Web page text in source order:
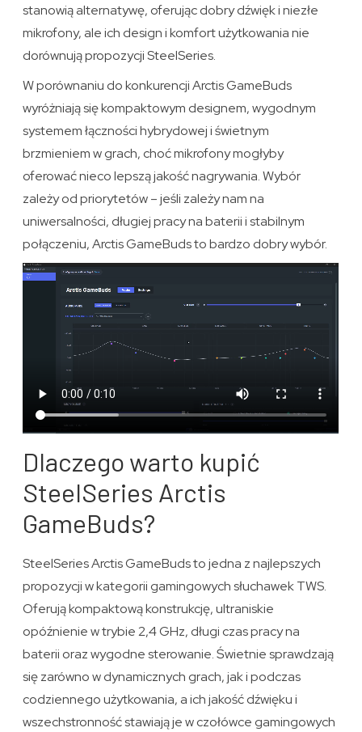
stanowią alternatywę, oferując dobry dźwięk i niezłe
mikrofony, ale ich design i komfort użytkowania nie
dorównują propozycji SteelSeries.
W porównaniu do konkurencji Arctis GameBuds
wyróżniają się kompaktowym designem, wygodnym
systemem łączności hybrydowej i świetnym
brzmieniem w grach, choć mikrofony mogłyby
oferować nieco lepszą jakość nagrywania. Wybór
zależy od priorytetów – jeśli zależy nam na
uniwersalności, długiej pracy na baterii i stabilnym
połączeniu, Arctis GameBuds to bardzo dobry wybór.
Dlaczego warto kupić
SteelSeries Arctis
GameBuds?
SteelSeries Arctis GameBuds to jedna z najlepszych
propozycji w kategorii gamingowych słuchawek TWS.
Oferują kompaktową konstrukcję, ultraniskie
opóźnienie w trybie 2,4 GHz, długi czas pracy na
baterii oraz wygodne sterowanie. Świetnie sprawdzają
się zarówno w dynamicznych grach, jak i podczas
codziennego użytkowania, a ich jakość dźwięku i
wszechstronność stawiają je w czołówce gamingowych